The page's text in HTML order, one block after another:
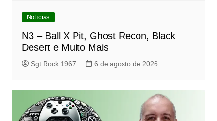
Notícias
N3 – Ball X Pit, Ghost Recon, Black
Desert e Muito Mais
Sgt Rock 1967 6 de agosto de 2026